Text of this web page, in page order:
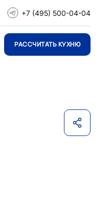
+7 (495) 500-04-04
РАССЧИТАТЬ КУХНЮ